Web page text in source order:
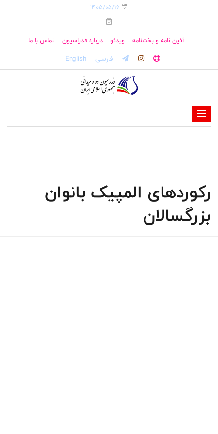
1405/05/16
آئین نامه و بخشنامه ویدئو درباره فدراسیون تماس با ما
فارسی English
-
-
-
رکوردهای المپیک بانوان
بزرگسالان